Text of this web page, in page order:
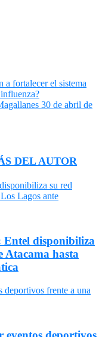
a fortalecer el sistema
30 de abril de
DEL AUTOR
Entel disponibiliza
Atacama hasta